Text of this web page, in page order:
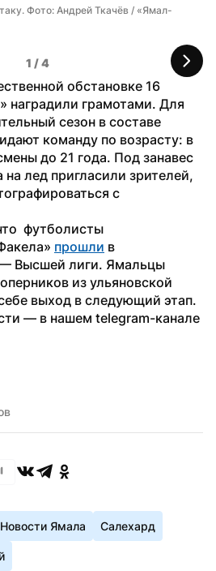
1 / 4
Фото: Андрей Ткачёв / «Ямал-
обстановке 16
наградили грамотами. Для
сезон в составе
команду по возрасту: в
до 21 года. Под занавес
на лед пригласили зрителей,
с
футболисты
прошли в
— Высшей лиги. Ямальцы
из ульяновской
выход в следующий этап.
Новости Ямала Салехард